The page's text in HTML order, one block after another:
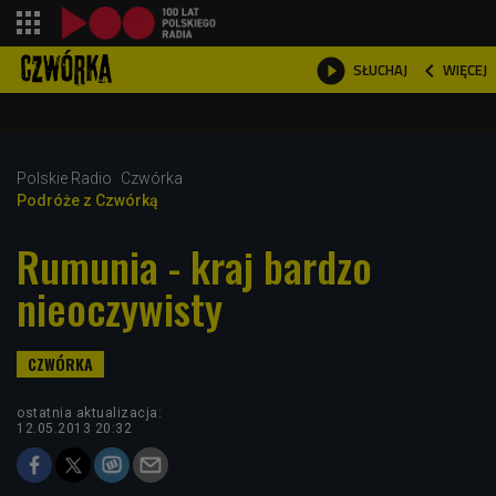
 SŁUCHAJ  WIĘCEJ

Polskie Radio
Czwórka
Podróże z Czwórką
Rumunia - kraj bardzo
nieoczywisty
ostatnia aktualizacja:
12.05.2013 20:32